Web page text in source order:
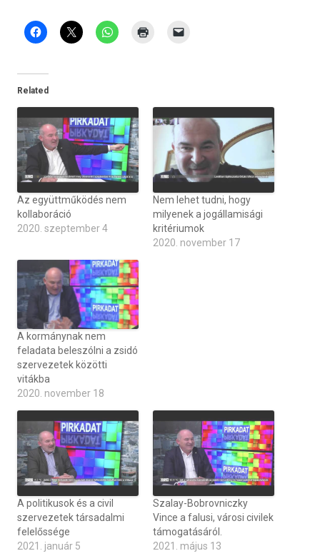
Related
Az együttműködés nem
kollaboráció
2020. szeptember 4
Nem lehet tudni, hogy
milyenek a jogállamisági
kritériumok
2020. november 17
A kormánynak nem
feladata beleszólni a zsidó
szervezetek közötti
vitákba
2020. november 18
A politikusok és a civil
szervezetek társadalmi
felelőssége
2021. január 5
Szalay-Bobrovniczky
Vince a falusi, városi civilek
támogatásáról.
2021. május 13